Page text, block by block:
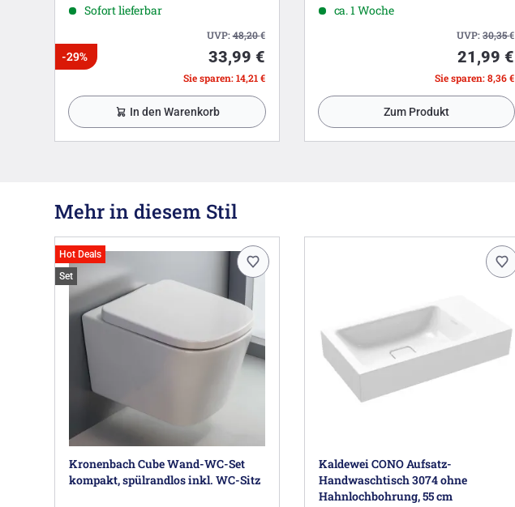
Sofort lieferbar
UVP:48,20€
-29% 33,99 €
Sie sparen: 14,21 €
In den Warenkorb
ca. 1 Woche
UVP:30,35€
21,99 €
Sie sparen: 8,36 €
Zum Produkt
Mehr in diesem Stil
Hot Deals
Set
Kronenbach Cube Wand-WC-Set
kompakt, spülrandlos inkl. WC-Sitz
Kaldewei CONO Aufsatz-
Handwaschtisch 3074 ohne
Hahnlochbohrung, 55 cm